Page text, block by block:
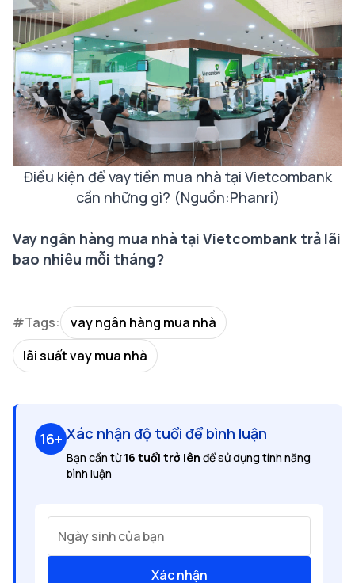
Điều kiện để vay tiền mua nhà tại Vietcombank
cần những gì? (Nguồn:Phanri)
Vay ngân hàng mua nhà tại Vietcombank trả lãi
bao nhiêu mỗi tháng?
#Tags:
vay ngân hàng mua nhà
lãi suất vay mua nhà
16+ Xác nhận độ tuổi để bình luận
Bạn cần từ16 tuổi trở lên để sử dụng tính năng
bình luận
Ngày sinh của bạn
Xác nhận